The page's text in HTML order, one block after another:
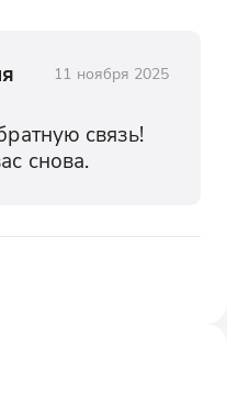
11 ноября 2025
связь!
снова.